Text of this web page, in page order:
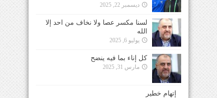
ديسمبر 22, 2025
لسنا مكسر عصا ولا نخاف من احد إلا
الله
يوليو 6, 2025
كل إناء بما فيه ينضح
مارس 31, 2025
إتهام خطير